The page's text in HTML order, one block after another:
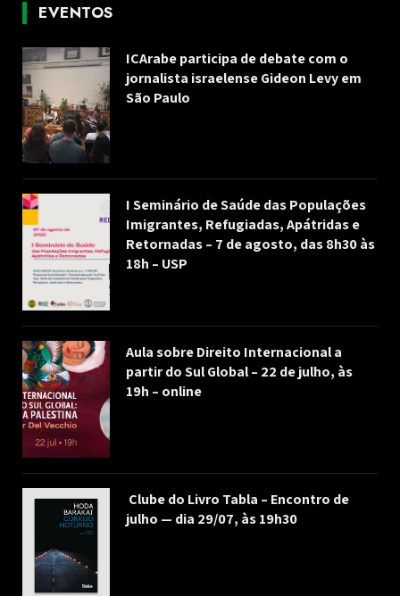
EVENTOS
ICArabe participa de debate com o
jornalista israelense Gideon Levy em
São Paulo
I Seminário de Saúde das Populações
Imigrantes, Refugiadas, Apátridas e
Retornadas – 7 de agosto, das 8h30 às
18h – USP
Aula sobre Direito Internacional a
partir do Sul Global – 22 de julho, às
19h – online
Clube do Livro Tabla – Encontro de
julho — dia 29/07, às 19h30